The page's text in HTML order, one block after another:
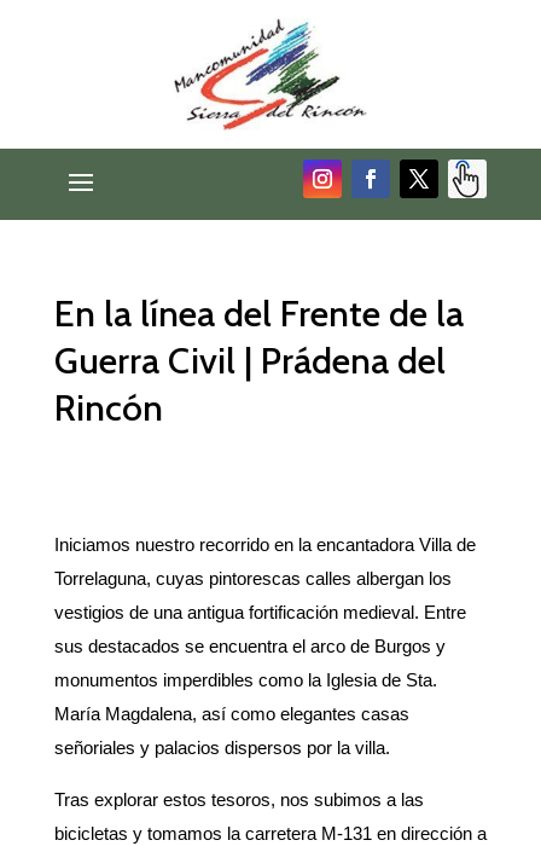
En la línea del Frente de la
Guerra Civil | Prádena del
Rincón
Iniciamos nuestro recorrido en la encantadora Villa de
Torrelaguna, cuyas pintorescas calles albergan los
vestigios de una antigua fortificación medieval. Entre
sus destacados se encuentra el arco de Burgos y
monumentos imperdibles como la Iglesia de Sta.
María Magdalena, así como elegantes casas
señoriales y palacios dispersos por la villa.
Tras explorar estos tesoros, nos subimos a las
bicicletas y tomamos la carretera M-131 en dirección a